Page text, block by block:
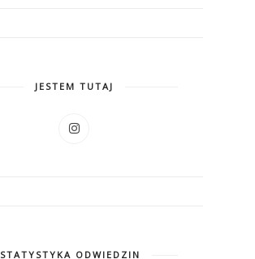
JESTEM TUTAJ
STATYSTYKA ODWIEDZIN